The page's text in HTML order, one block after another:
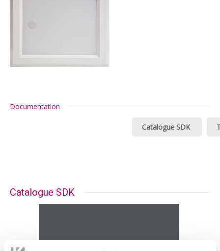
Documentation
Catalogue SDK
Catalogue SDK